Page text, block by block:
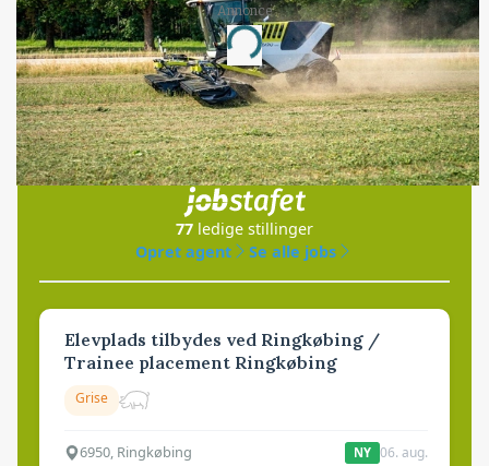
Annonce
Loading...
Jobs
i samarbejde med
77 ledige stillinger
Opret agent
Se alle jobs
Elevplads tilbydes ved Ringkøbing /
Trainee placement Ringkøbing
Grise
6950, Ringkøbing NY 06. aug.